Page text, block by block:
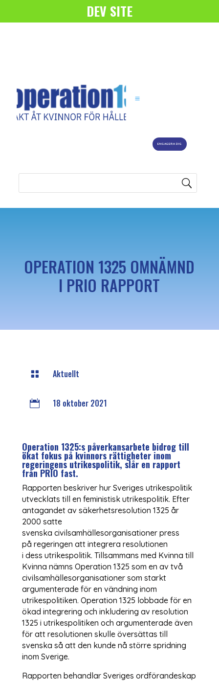
DEV SITE
ENGAGERA DIG
OPERATION 1325 OMNÄMND
I PRIO RAPPORT
 Aktuellt
 18 oktober 2021
Operation 1325:s påverkansarbete bidrog till
ökat fokus på kvinnors rättigheter inom
regeringens utrikespolitik, slår en rapport
från PRIO fast.
Rapporten beskriver hur Sveriges utrikespolitik
utvecklats till en feministisk utrikespolitik. Efter
antagandet av säkerhetsresolution 1325 år
2000 satte
svenska civilsamhällesorganisationer press
på regeringen att integrera resolutionen
i dess utrikespolitik. Tillsammans med Kvinna till
Kvinna nämns Operation 1325 som en av två
civilsamhällesorganisationer som starkt
argumenterade för en vändning inom
utrikespolitiken. Operation 1325 lobbade för en
ökad integrering och inkludering av resolution
1325 i utrikespolitiken och argumenterade även
för att resolutionen skulle översättas till
svenska så att den kunde nå större spridning
inom Sverige.
Rapporten behandlar Sveriges ordförandeskap